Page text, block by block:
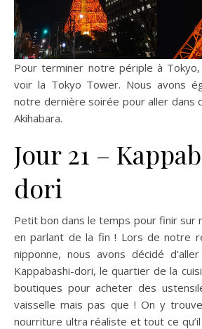
Pour terminer notre périple à
voir la Tokyo Tower. Nous avons
notre dernière soirée pour aller dans
Akihabara.
Jour 21 –
dori
Petit bon dans le temps pour finir
en parlant de la fin ! Lors de notre
nipponne, nous avons décidé
Kappabashi-dori, le quartier de la
boutiques pour acheter des
vaisselle mais pas que ! On y
nourriture ultra réaliste et tout ce